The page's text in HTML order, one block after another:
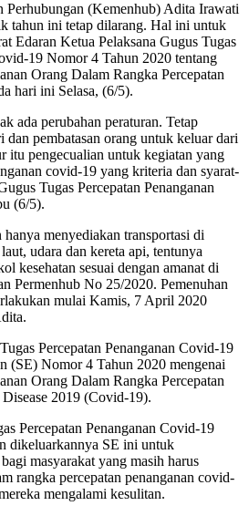
Perhubungan (Kemenhub) Adita Irawati
tahun ini tetap dilarang. Hal ini untuk
Edaran Ketua Pelaksana Gugus Tugas
19 Nomor 4 Tahun 2020 tentang
Orang Dalam Rangka Percepatan
hari ini Selasa, (6/5).
ada perubahan peraturan. Tetap
pembatasan orang untuk keluar dari
itu pengecualian untuk kegiatan yang
covid-19 yang kriteria dan syarat-
Tugas Percepatan Penanganan
(6/5).
menyediakan transportasi di
udara dan kereta api, tentunya
kesehatan sesuai dengan amanat di
Permenhub No 25/2020. Pemenuhan
mulai Kamis, 7 April 2020
Percepatan Penanganan Covid-19
(SE) Nomor 4 Tahun 2020 mengenai
Orang Dalam Rangka Percepatan
2019 (Covid-19).
Percepatan Penanganan Covid-19
dikeluarkannya SE ini untuk
masyarakat yang masih harus
rangka percepatan penanganan covid-
mengalami kesulitan.